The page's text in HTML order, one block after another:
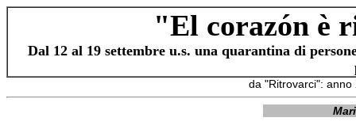
"El corazón è
Dal 12 al 19 settembre u.s. una quarantina di
da "Ritrovarci":